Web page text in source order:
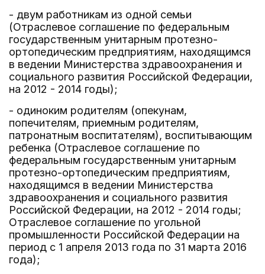
- двум работникам из одной семьи
(Отраслевое соглашение по федеральным
государственным унитарным протезно-
ортопедическим предприятиям, находящимся
в ведении Министерства здравоохранения и
социального развития Российской Федерации,
на 2012 - 2014 годы);
- одиноким родителям (опекунам,
попечителям, приемным родителям,
патронатным воспитателям), воспитывающим
ребенка (Отраслевое соглашение по
федеральным государственным унитарным
протезно-ортопедическим предприятиям,
находящимся в ведении Министерства
здравоохранения и социального развития
Российской Федерации, на 2012 - 2014 годы;
Отраслевое соглашение по угольной
промышленности Российской Федерации на
период с 1 апреля 2013 года по 31 марта 2016
года);